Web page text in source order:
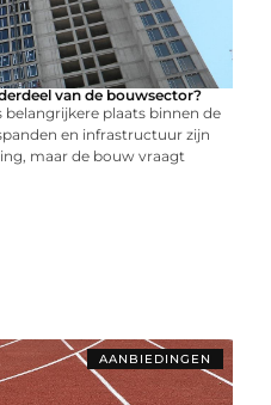
van de bouwsector?
plaats binnen de
en infrastructuur zijn
maar de bouw vraagt
AANBIEDINGEN